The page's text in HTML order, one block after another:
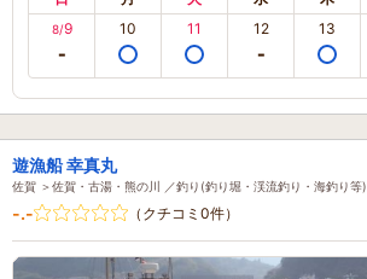
8/9 10 11 12 13
遊漁船 幸真丸
佐賀 ＞佐賀・古湯・熊の川 ／釣り(釣り堀・渓流釣り・海釣り等)
-.- （クチコミ0件）